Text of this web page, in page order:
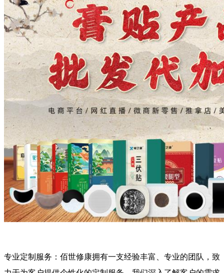
专业定制服务：佰世修康拥有一支经验丰富、专业的团队，致